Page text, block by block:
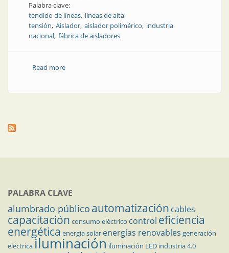
Palabra clave:
tendido de líneas líneas de alta
tensión Aislador aislador polimérico industria
nacional fábrica de aisladores
Read moreabout Aisladores Line Post 132 kV
PALABRA CLAVE
alumbrado público automatización cables
capacitación consumo eléctrico control eficiencia
energética energía solar energías renovables generación
eléctricailuminación iluminación LED industria 4.0